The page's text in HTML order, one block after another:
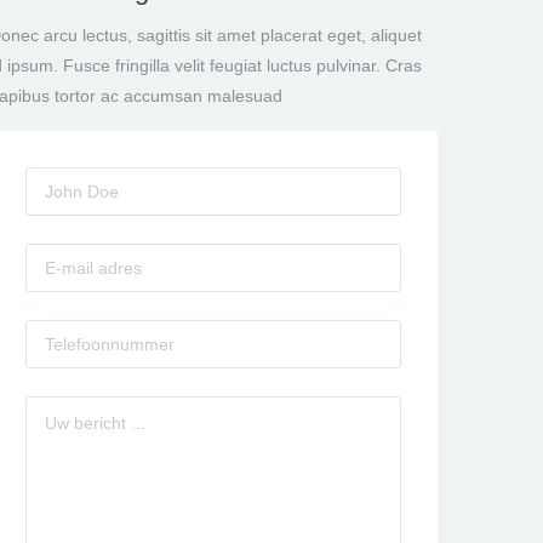
arcu lectus, sagittis sit amet placerat eget, aliquet
ipsum. Fusce fringilla velit feugiat luctus pulvinar. Cras
tortor ac accumsan malesuad